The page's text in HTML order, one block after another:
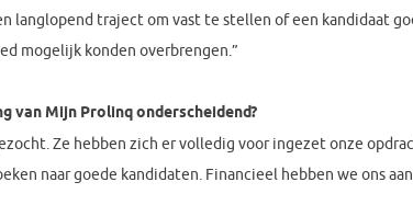
langlopend traject om vast te stellen of een kandidaat
mogelijk konden overbrengen.”
van Mijn Prolinq onderscheidend?
Ze hebben zich er volledig voor ingezet onze
naar goede kandidaten. Financieel hebben we ons